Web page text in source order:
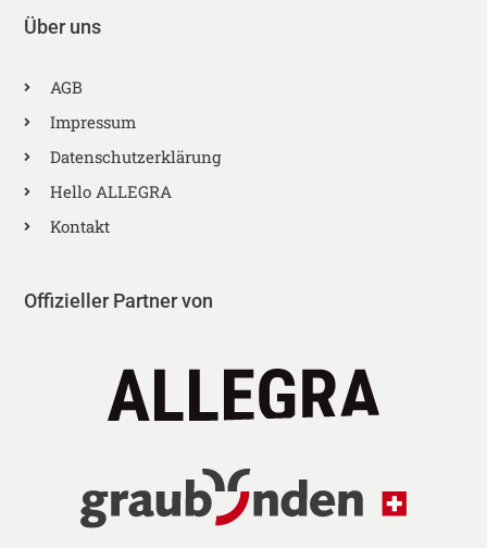
Über uns
AGB
Impressum
Datenschutzerklärung
Hello ALLEGRA
Kontakt
Offizieller Partner von